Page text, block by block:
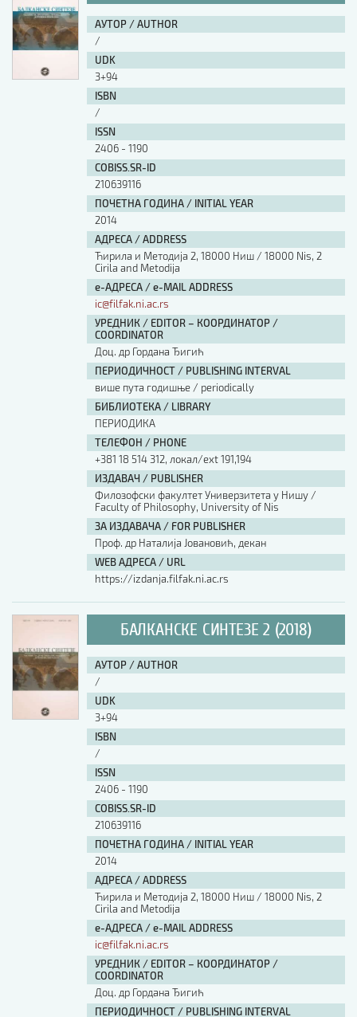
АУТОР / AUTHOR
/
UDK
3+94
ISBN
/
ISSN
2406 - 1190
COBISS.SR-ID
210639116
ПОЧЕТНА ГОДИНА / INITIAL YEAR
2014
АДРЕСА / ADDRESS
Ћирила и Методија 2, 18000 Ниш / 18000 Nis, 2
Cirila and Metodija
е-АДРЕСА / e-MAIL ADDRESS
ic@filfak.ni.ac.rs
УРЕДНИК / EDITOR – КООРДИНАТОР /
COORDINATOR
Доц. др Гордана Ђигић
ПЕРИОДИЧНОСТ / PUBLISHING INTERVAL
више пута годишње / periodically
БИБЛИОТЕКА / LIBRARY
ПЕРИОДИКА
ТЕЛЕФОН / PHONE
+381 18 514 312, локал/ext 191,194
ИЗДАВАЧ / PUBLISHER
Филозофски факултет Универзитета у Нишу /
Faculty of Philosophy, University of Nis
ЗА ИЗДАВАЧА / FOR PUBLISHER
Проф. др Наталија Јовановић, декан
WEB АДРЕСА / URL
https://izdanja.filfak.ni.ac.rs
БАЛКАНСКЕ СИНТЕЗЕ 2 (2018)
АУТОР / AUTHOR
/
UDK
3+94
ISBN
/
ISSN
2406 - 1190
COBISS.SR-ID
210639116
ПОЧЕТНА ГОДИНА / INITIAL YEAR
2014
АДРЕСА / ADDRESS
Ћирила и Методија 2, 18000 Ниш / 18000 Nis, 2
Cirila and Metodija
е-АДРЕСА / e-MAIL ADDRESS
ic@filfak.ni.ac.rs
УРЕДНИК / EDITOR – КООРДИНАТОР /
COORDINATOR
Доц. др Гордана Ђигић
ПЕРИОДИЧНОСТ / PUBLISHING INTERVAL